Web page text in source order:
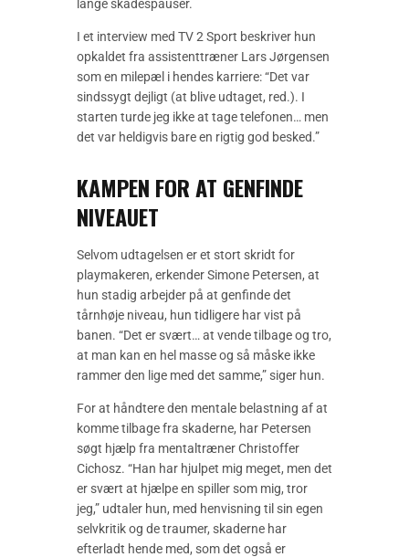
lange skadespauser.
I et interview med TV 2 Sport beskriver hun
opkaldet fra assistenttræner Lars Jørgensen
som en milepæl i hendes karriere: “Det var
sindssygt dejligt (at blive udtaget, red.). I
starten turde jeg ikke at tage telefonen… men
det var heldigvis bare en rigtig god besked.”
KAMPEN FOR AT GENFINDE
NIVEAUET
Selvom udtagelsen er et stort skridt for
playmakeren, erkender Simone Petersen, at
hun stadig arbejder på at genfinde det
tårnhøje niveau, hun tidligere har vist på
banen. “Det er svært… at vende tilbage og tro,
at man kan en hel masse og så måske ikke
rammer den lige med det samme,” siger hun.
For at håndtere den mentale belastning af at
komme tilbage fra skaderne, har Petersen
søgt hjælp fra mentaltræner Christoffer
Cichosz. “Han har hjulpet mig meget, men det
er svært at hjælpe en spiller som mig, tror
jeg,” udtaler hun, med henvisning til sin egen
selvkritik og de traumer, skaderne har
efterladt hende med, som det også er